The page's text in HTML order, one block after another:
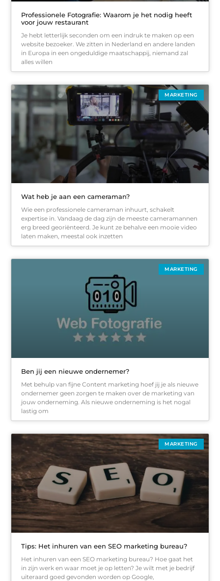
Professionele Fotografie: Waarom je het nodig heeft
voor jouw restaurant
Je hebt letterlijk seconden om een indruk te maken op een
website bezoeker. We zitten in Nederland en andere landen
in Europa in een ongeduldige maatschappij, niemand zal
alles willen
MARKETING
Wat heb je aan een cameraman?
Wie een professionele cameraman inhuurt, schakelt
expertise in. Vandaag de dag zijn de meeste cameramannen
erg breed georiënteerd. Je kunt ze behalve een mooie video
laten maken, meestal ook inzetten
MARKETING
Ben jij een nieuwe ondernemer?
Met behulp van fijne Content marketing hoef jij je als nieuwe
ondernemer geen zorgen te maken over de marketing van
jouw onderneming. Als nieuwe onderneming is het nogal
lastig om
MARKETING
Tips: Het inhuren van een SEO marketing bureau?
Het inhuren van een SEO marketing bureau? Hoe gaat het
in zijn werk en waar moet je op letten? Je wilt met je bedrijf
uiteraard goed gevonden worden op Google,